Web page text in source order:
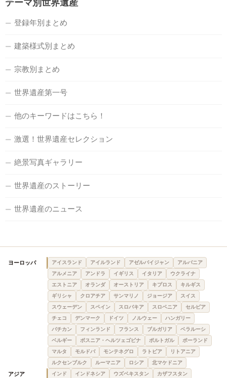
テーマ別世界遺産
登録年別まとめ
建築様式別まとめ
宗教別まとめ
世界遺産第一号
他のキーワードはこちら！
激選！世界遺産セレクション
絶景写真ギャラリー
世界遺産のストーリー
世界遺産のニュース
ヨーロッパ アイスランド アイルランド アゼルバイジャン
アルバニア
アルメニア
アンドラ イギリス イタリア
ウクライナ
エストニア
オランダ オーストリア キプロス
キルギス
ギリシャ
クロアチア サンマリノ ジョージア
スイス
スウェーデン
スペイン スロバキア スロベニア
セルビア
チェコ
デンマーク ドイツ ノルウェー
ハンガリー
バチカン
フィンランド フランス ブルガリア
ベラルーシ
ベルギー
ボスニア・ヘルツェゴビナ ポルトガル
ポーランド
マルタ
モルドバ モンテネグロ ラトビア
リトアニア
ルクセンブルク
ルーマニア ロシア 北マケドニア
アジア インド インドネシア ウズベキスタン
カザフスタン